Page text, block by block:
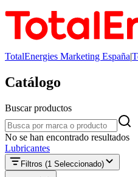
TotalEnergies Marketing España|
Catálogo
Buscar productos
Buscar productos
No se han encontrado resultados
Lubricantes
Filtros (1 Seleccionado)